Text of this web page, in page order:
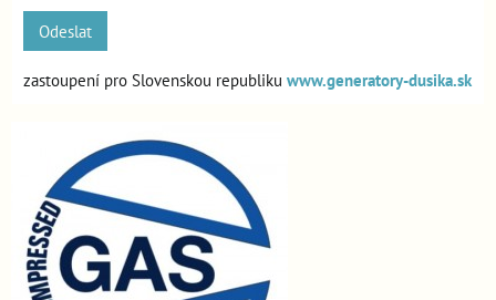
Odeslat
zastoupení pro Slovenskou republiku www.generatory-dusika.sk